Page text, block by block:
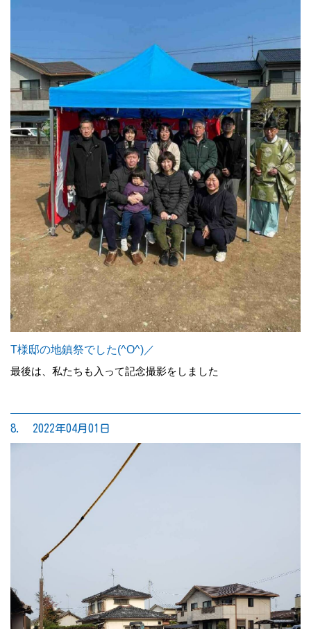
T様邸の地鎮祭でした(^O^)／
最後は、私たちも入って記念撮影をしました
8. 2022年04月01日